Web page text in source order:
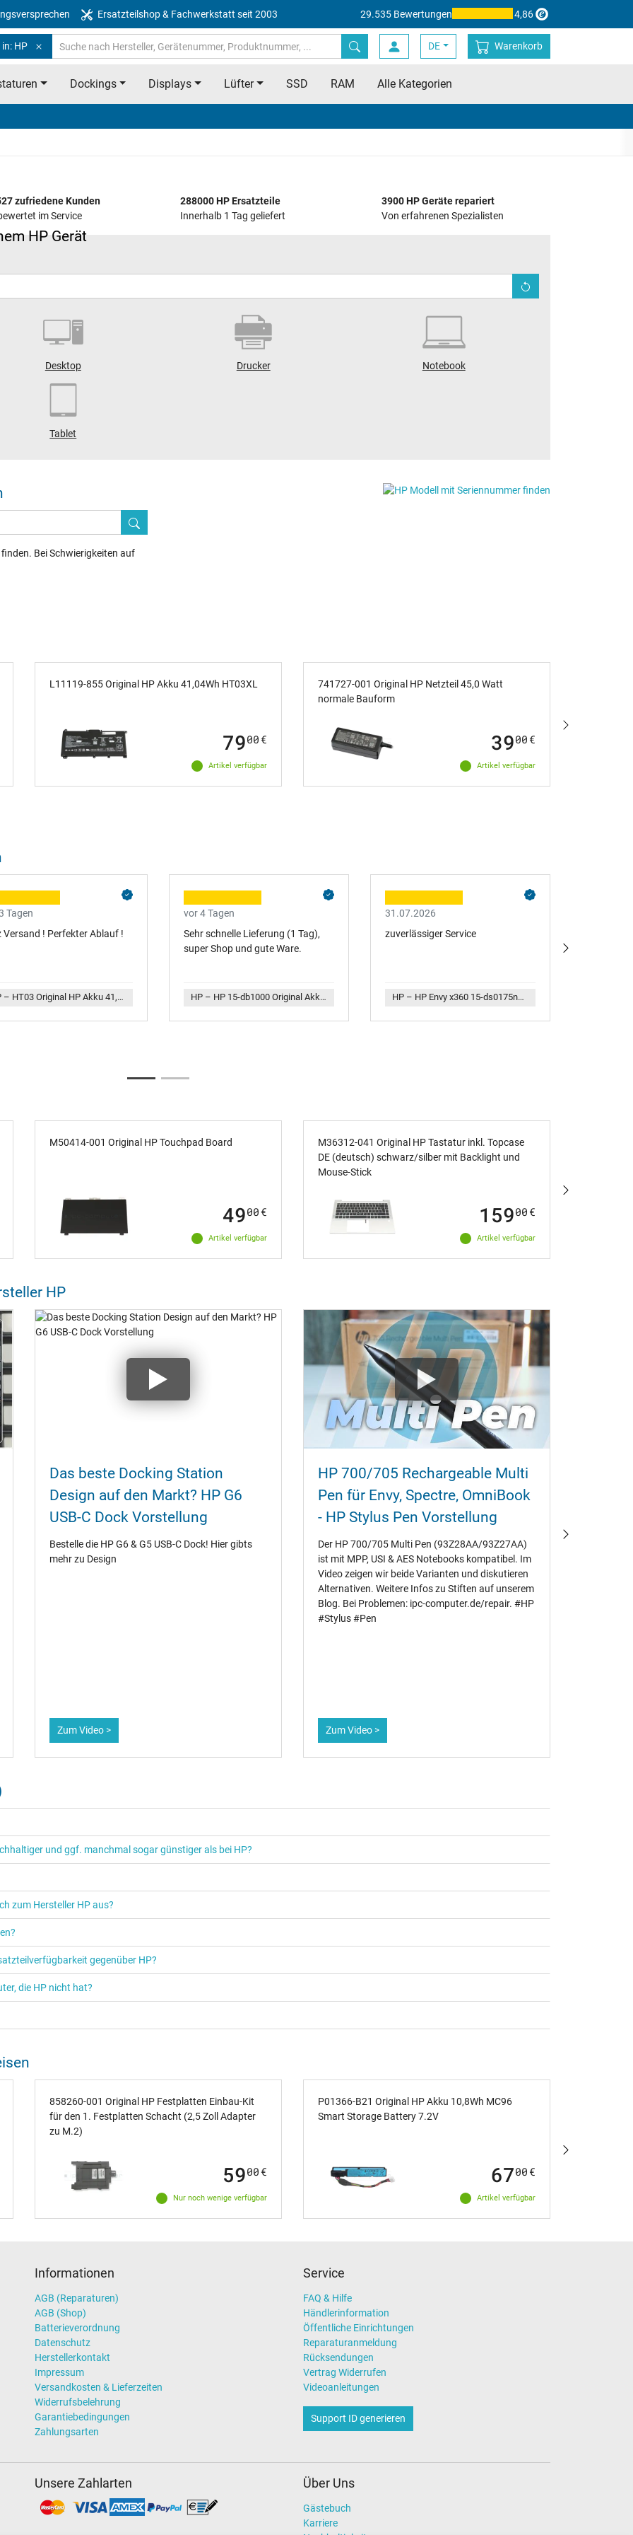
Ersatzteilshop & Fachwerkstatt seit 2003 29.535 Bewertungen 4,86
HP DE Warenkorb
Dockings Displays Lüfter SSD RAM Alle Kategorien
HP Gerät
zufriedene Kunden
im Service
288000 HP Ersatzteile
Innerhalb 1 Tag geliefert
3900 HP Geräte repariert
Von erfahrenen Spezialisten
Desktop Drucker Notebook
Tablet
Bei Schwierigkeiten auf
L11119-855 Original HP Akku 41,04Wh HT03XL
Artikel verfügbar
7900 €
741727-001 Original HP Netzteil 45,0 Watt
normale Bauform
Artikel verfügbar
3900 €
hoch
öffnen
Tagen
Versand ! Perfekter Ablauf !
HP – HT03 Original HP Akku 41,04Wh HT03XL
vor 4 Tagen
Sehr schnelle Lieferung (1 Tag),
super Shop und gute Ware.
HP – HP 15-db1000 Original Akku 41,04Wh HT03XL
31.07.2026
zuverlässiger Service
HP – HP Envy x360 15-ds0175ng (9HC74EA) Original Netzteil 65,0 Watt normale Bauform mit Adapter
und Transparent
M50414-001 Original HP Touchpad Board
Artikel verfügbar
4900 €
M36312-041 Original HP Tastatur inkl. Topcase
DE (deutsch) schwarz/silber mit Backlight und
Mouse-Stick
Artikel verfügbar
15900 €
HP
Das beste Docking Station
Design auf den Markt? HP G6
USB-C Dock Vorstellung
Bestelle die HP G6 & G5 USB-C Dock! Hier gibts
mehr zu Design
Zum Video >
HP 700/705 Rechargeable Multi
Pen für Envy‚ Spectre‚ OmniBook
- HP Stylus Pen Vorstellung
Der HP 700/705 Multi Pen (93Z28AA/93Z27AA)
ist mit MPP‚ USI & AES Notebooks kompatibel. Im
Video zeigen wir beide Varianten und diskutieren
Alternativen. Weitere Infos zu Stiften auf unserem
Blog. Bei Problemen: ipc-computer.de/repair. #HP
#Stylus #Pen
Zum Video >
und ggf. manchmal sogar günstiger als bei HP?
zum Hersteller HP aus?
gegenüber HP?
die HP nicht hat?
858260-001 Original HP Festplatten Einbau-Kit
für den 1. Festplatten Schacht (2,5 Zoll Adapter
zu M.2)
Nur noch wenige verfügbar
5900 €
P01366-B21 Original HP Akku 10,8Wh MC96
Smart Storage Battery 7.2V
Artikel verfügbar
6700 €
Informationen
AGB (Reparaturen)
AGB (Shop)
Batterieverordnung
Datenschutz
Herstellerkontakt
Impressum
Versandkosten & Lieferzeiten
Widerrufsbelehrung
Garantiebedingungen
Zahlungsarten
Service
FAQ & Hilfe
Händlerinformation
Öffentliche Einrichtungen
Reparaturanmeldung
Rücksendungen
Vertrag Widerrufen
Videoanleitungen
Support ID generieren
Über Uns
Gästebuch
Karriere
Unsere Zahlarten